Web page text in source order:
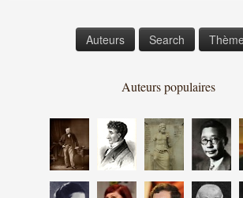
Auteurs Search
Auteurs populaires